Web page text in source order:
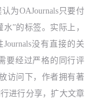
认为OAJournals只要付
水”的标签。实际上，
Journals没有直接的关
要经过严格的同行评
访问下，作者拥有著
进行分享，扩大文章